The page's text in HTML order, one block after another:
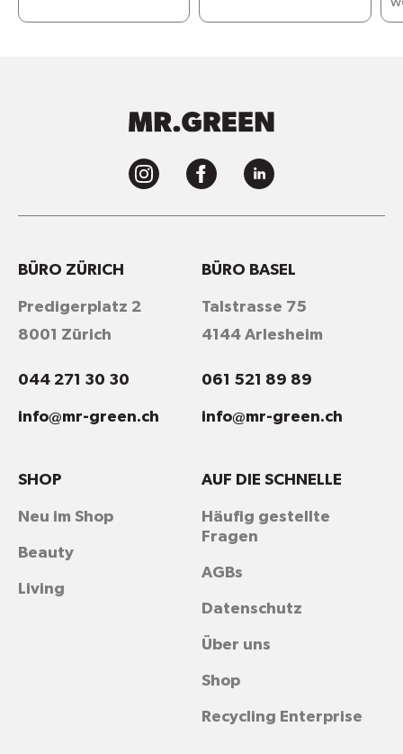
BÜRO ZÜRICH
Predigerplatz 2
8001 Zürich
044 271 30 30
info@mr-green.ch
BÜRO BASEL
Talstrasse 75
4144 Arlesheim
061 521 89 89
info@mr-green.ch
AUF DIE SCHNELLE
Häufig gestellte
Fragen
AGBs
Datenschutz
Über uns
Shop
Recycling Enterprise
SHOP
Neu im Shop
Beauty
Living